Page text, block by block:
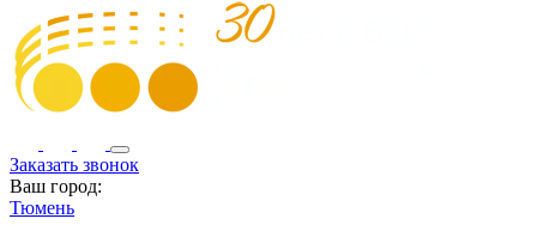
Заказать звонок
Ваш город:
Тюмень